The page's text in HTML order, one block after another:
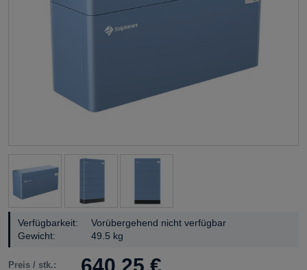
Verfügbarkeit:
Vorübergehend nicht verfügbar
Gewicht:
49.5 kg
Preis / stk.: 640,25 €